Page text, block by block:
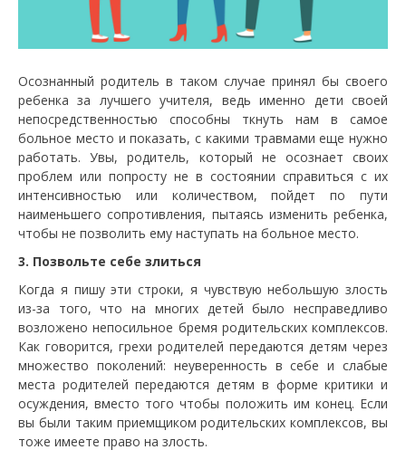
Осознанный родитель в таком случае принял бы своего
ребенка за лучшего учителя, ведь именно дети своей
непосредственностью способны ткнуть нам в самое
больное место и показать, с какими травмами еще нужно
работать. Увы, родитель, который не осознает своих
проблем или попросту не в состоянии справиться с их
интенсивностью или количеством, пойдет по пути
наименьшего сопротивления, пытаясь изменить ребенка,
чтобы не позволить ему наступать на больное место.
3. Позвольте себе злиться
Когда я пишу эти строки, я чувствую небольшую злость
из-за того, что на многих детей было несправедливо
возложено непосильное бремя родительских комплексов.
Как говорится, грехи родителей передаются детям через
множество поколений: неуверенность в себе и слабые
места родителей передаются детям в форме критики и
осуждения, вместо того чтобы положить им конец. Если
вы были таким приемщиком родительских комплексов, вы
тоже имеете право на злость.